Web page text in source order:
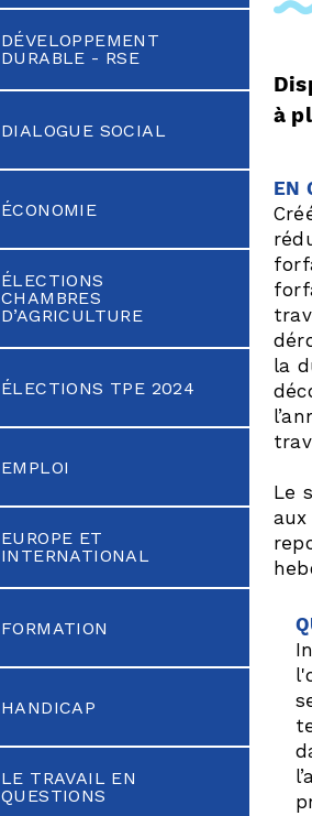
DÉVELOPPEMENT
DURABLE - RSE
DIALOGUE SOCIAL
ÉCONOMIE
ÉLECTIONS
CHAMBRES
D’AGRICULTURE
ÉLECTIONS TPE 2024
EMPLOI
EUROPE ET
INTERNATIONAL
FORMATION
HANDICAP
LE TRAVAIL EN
QUESTIONS
à
EN
la
Le